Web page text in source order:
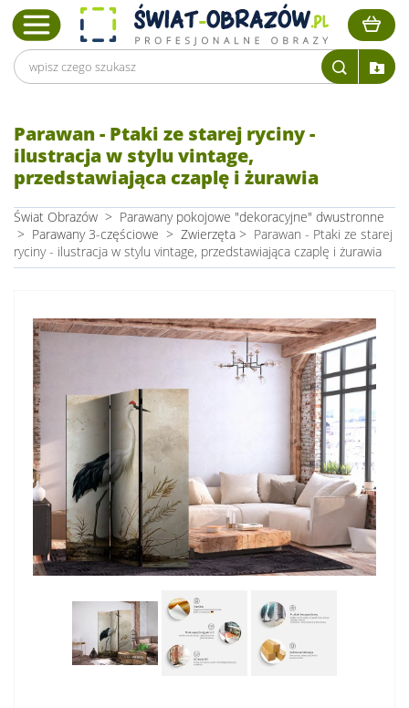
Parawan - Ptaki ze starej ryciny -
ilustracja w stylu vintage,
przedstawiająca czaplę i żurawia
Świat Obrazów > Parawany pokojowe "dekoracyjne" dwustronne
> Parawany 3-częściowe > Zwierzęta > Parawan - Ptaki ze starej
ryciny - ilustracja w stylu vintage, przedstawiająca czaplę i żurawia